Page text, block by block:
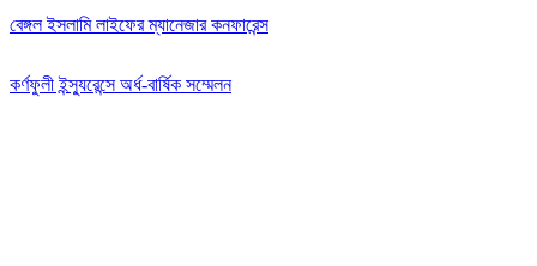
বেঙ্গল ইসলামি লাইফের ম্যানেজার কনফারেন্স
কর্ণফুলী ইন্স্যুরেন্সে অর্ধ-বার্ষিক সম্মেলন